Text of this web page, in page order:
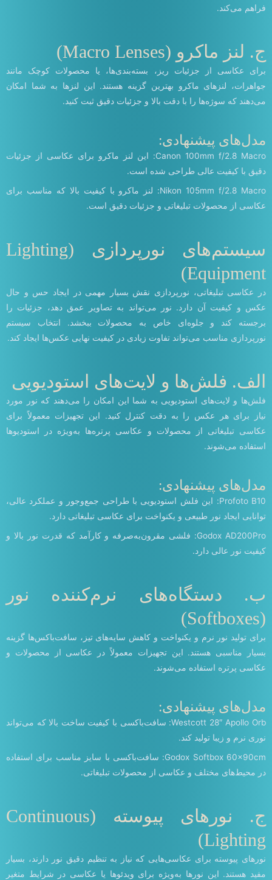
فراهم می‌کند.
ج. لنز ماکرو (Macro Lenses)
برای عکاسی از جزئیات ریز، بسته‌بندی‌ها، یا محصولات کوچک مانند
جواهرات، لنزهای ماکرو بهترین گزینه هستند. این لنزها به شما امکان
می‌دهند که سوژه‌ها را با دقت بالا و جزئیات دقیق ثبت کنید.
مدل‌های پیشنهادی:
Canon 100mm f/2.8 Macro: این لنز ماکرو برای عکاسی از جزئیات
دقیق با کیفیت عالی طراحی شده است.
Nikon 105mm f/2.8 Macro: لنز ماکرو با کیفیت بالا که مناسب برای
عکاسی از محصولات تبلیغاتی و جزئیات دقیق است.
سیستم‌های نورپردازی (Lighting
Equipment)
در عکاسی تبلیغاتی، نورپردازی نقش بسیار مهمی در ایجاد حس و حال
عکس و کیفیت آن دارد. نور می‌تواند به تصاویر عمق دهد، جزئیات را
برجسته کند و جلوه‌ای خاص به محصولات ببخشد. انتخاب سیستم
نورپردازی مناسب می‌تواند تفاوت زیادی در کیفیت نهایی عکس‌ها ایجاد کند.
الف. فلش‌ها و لایت‌های استودیویی
فلش‌ها و لایت‌های استودیویی به شما این امکان را می‌دهند که نور مورد
نیاز برای هر عکس را به دقت کنترل کنید. این تجهیزات معمولاً برای
عکاسی تبلیغاتی از محصولات و عکاسی پرتره‌ها به‌ویژه در استودیوها
استفاده می‌شوند.
مدل‌های پیشنهادی:
Profoto B10: این فلش استودیویی با طراحی جمع‌وجور و عملکرد عالی،
توانایی ایجاد نور طبیعی و یکنواخت برای عکاسی تبلیغاتی دارد.
Godox AD200Pro: فلشی مقرون‌به‌صرفه و کارآمد که قدرت نور بالا و
کیفیت نور عالی دارد.
ب. دستگاه‌های نرم‌کننده نور
(Softboxes)
برای تولید نور نرم و یکنواخت و کاهش سایه‌های تیز، سافت‌باکس‌ها گزینه
بسیار مناسبی هستند. این تجهیزات معمولاً در عکاسی از محصولات و
عکاسی پرتره استفاده می‌شوند.
مدل‌های پیشنهادی:
Westcott 28″ Apollo Orb: سافت‌باکسی با کیفیت ساخت بالا که می‌تواند
نوری نرم و زیبا تولید کند.
Godox Softbox 60x90cm: سافت‌باکسی با سایز مناسب برای استفاده
در محیط‌های مختلف و عکاسی از محصولات تبلیغاتی.
ج. نورهای پیوسته (Continuous
Lighting)
نورهای پیوسته برای عکاسی‌هایی که نیاز به تنظیم دقیق نور دارند، بسیار
مفید هستند. این نورها به‌ویژه برای ویدئوها یا عکاسی در شرایط متغیر